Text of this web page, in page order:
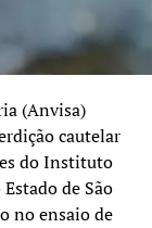
(Anvisa)
cautelar
do Instituto
de São
no ensaio de